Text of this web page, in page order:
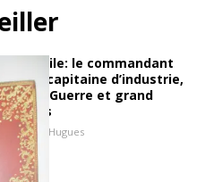
le commandant
capitaine d’industrie,
Guerre et grand
arts
2013 Hugues